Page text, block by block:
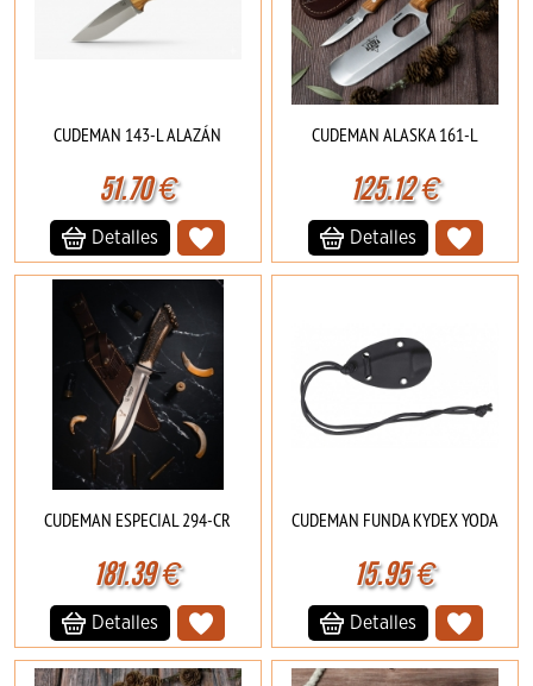
CUDEMAN 143-L ALAZÁN
51.70€
Detalles
CUDEMAN ALASKA 161-L
125.12€
Detalles
CUDEMAN ESPECIAL 294-CR
181.39€
Detalles
CUDEMAN FUNDA KYDEX YODA
15.95€
Detalles